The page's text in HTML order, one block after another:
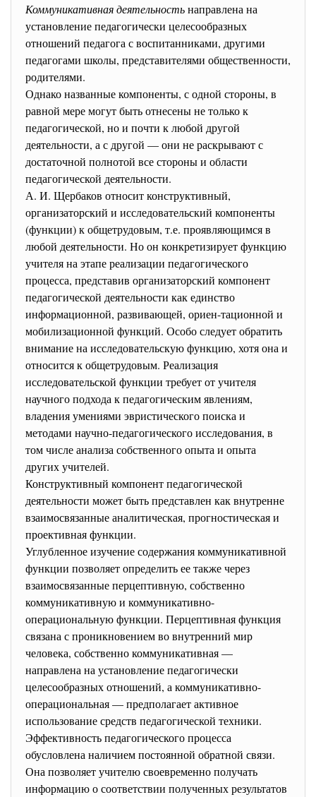
Коммуникативная деятельностьнаправлена на
установление педагогически целесообразных
отношений педагога с воспитанниками, другими
педагогами школы, представителями общественности,
родителями.
Однако названные компоненты, с одной стороны, в
равной мере могут быть отнесены не только к
педагогической, но и почти к любой другой
деятельности, а с другой — они не раскрывают с
достаточной полнотой все стороны и области
педагогической деятельности.
А. И. Щербаков относит конструктивный,
организаторский и исследовательский компоненты
(функции) к общетрудовым, т.е. проявляющимся в
любой деятельности. Но он конкретизирует функцию
учителя на этапе реализации педагогического
процесса, представив организаторский компонент
педагогической деятельности как единство
информационной, развивающей, ориен-тационной и
мобилизационной функций. Особо следует обратить
внимание на исследовательскую функцию, хотя она и
относится к общетрудовым. Реализация
исследовательской функции требует от учителя
научного подхода к педагогическим явлениям,
владения умениями эвристического поиска и
методами научно-педагогического исследования, в
том числе анализа собственного опыта и опыта
других учителей.
Конструктивный компонент педагогической
деятельности может быть представлен как внутренне
взаимосвязанные аналитическая, прогностическая и
проективная функции.
Углубленное изучение содержания коммуникативной
функции позволяет определить ее также через
взаимосвязанные перцептивную, собственно
коммуникативную и коммуникативно-
операциональную функции. Перцептивная функция
связана с проникновением во внутренний мир
человека, собственно коммуникативная —
направлена на установление педагогически
целесообразных отношений, а коммуникативно-
операциональная — предполагает активное
использование средств педагогической техники.
Эффективность педагогического процесса
обусловлена наличием постоянной обратной связи.
Она позволяет учителю своевременно получать
информацию о соответствии полученных результатов